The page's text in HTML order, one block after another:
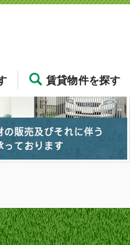
賃貸物件を探す